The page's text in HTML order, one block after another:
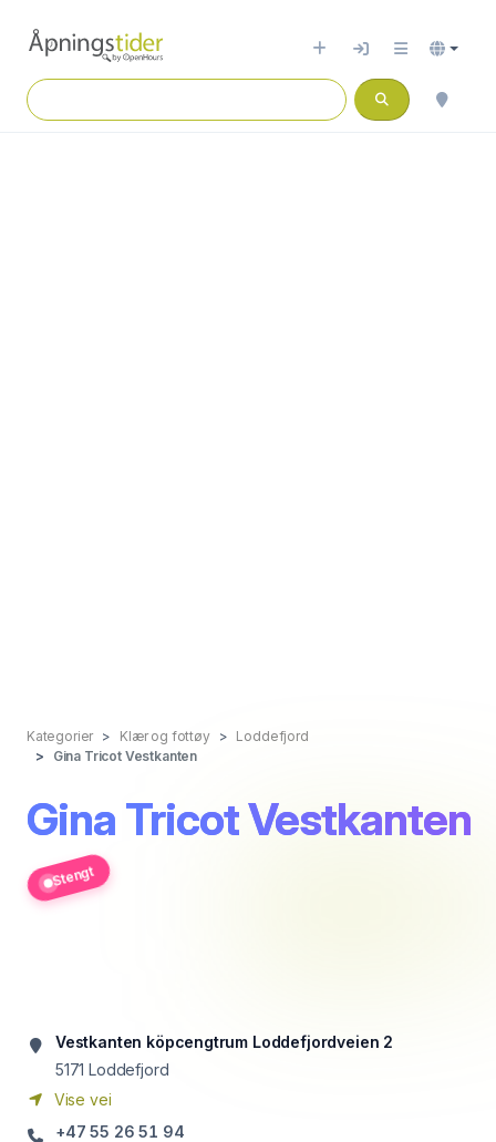
Kategorier Klær og fottøy
Loddefjord
Gina Tricot Vestkanten
Gina Tricot Vestkanten
Stengt
Vestkanten köpcengtrum Loddefjordveien 2
5171 Loddefjord
Vise vei
+47 55 26 51 94